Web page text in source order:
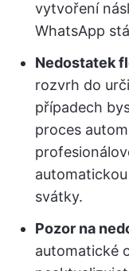
vytvoření
WhatsApp
Nedostatek
rozvrh do
případech
proces
svátky.
Pozor na
automatické